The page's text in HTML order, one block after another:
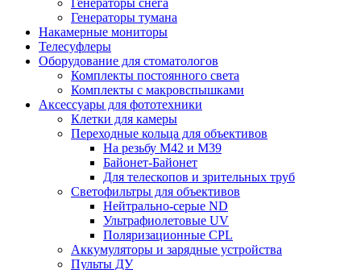
Генераторы снега
Генераторы тумана
Накамерные мониторы
Телесуфлеры
Оборудование для стоматологов
Комплекты постоянного света
Комплекты с макровспышками
Аксессуары для фототехники
Клетки для камеры
Переходные кольца для объективов
На резьбу М42 и М39
Байонет-Байонет
Для телескопов и зрительных труб
Светофильтры для объективов
Нейтрально-серые ND
Ультрафиолетовые UV
Поляризационные CPL
Аккумуляторы и зарядные устройства
Пульты ДУ